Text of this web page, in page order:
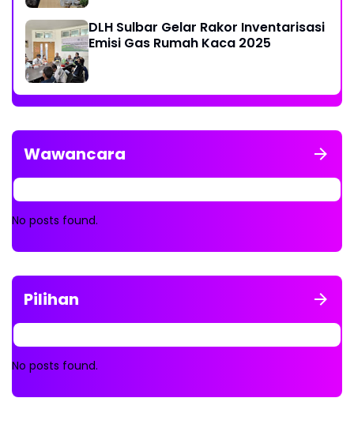
DLH Sulbar Gelar Rakor Inventarisasi
Emisi Gas Rumah Kaca 2025
Wawancara
No posts found.
Pilihan
No posts found.